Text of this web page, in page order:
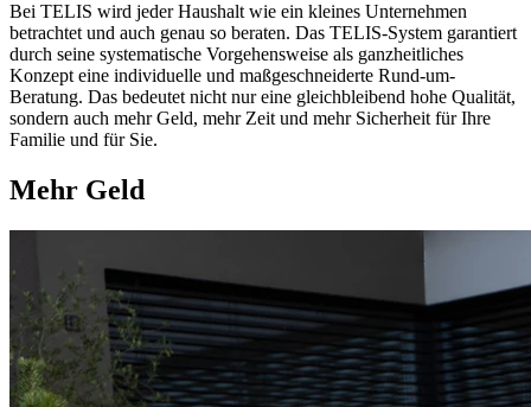
Bei TELIS wird jeder Haushalt wie ein kleines Unternehmen
betrachtet und auch genau so beraten. Das TELIS-System garantiert
durch seine systematische Vorgehensweise als ganzheitliches
Konzept eine individuelle und maßgeschneiderte Rund-um-
Beratung. Das bedeutet nicht nur eine gleichbleibend hohe Qualität,
sondern auch mehr Geld, mehr Zeit und mehr Sicherheit für Ihre
Familie und für Sie.
Mehr Geld